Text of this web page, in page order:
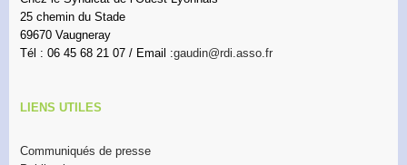
25 chemin du Stade
69670 Vaugneray
Tél : 06 45 68 21 07 / Email :gaudin@rdi.asso.fr
LIENS UTILES
Communiqués de presse